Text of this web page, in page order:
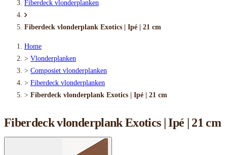
Fiberdeck vlonderplanken
Fiberdeck vlonderplank Exotics | Ipé | 21 cm
Home
> Vlonderplanken
> Composiet vlonderplanken
> Fiberdeck vlonderplanken
> Fiberdeck vlonderplank Exotics | Ipé | 21 cm
Fiberdeck vlonderplank Exotics | Ipé | 21 cm